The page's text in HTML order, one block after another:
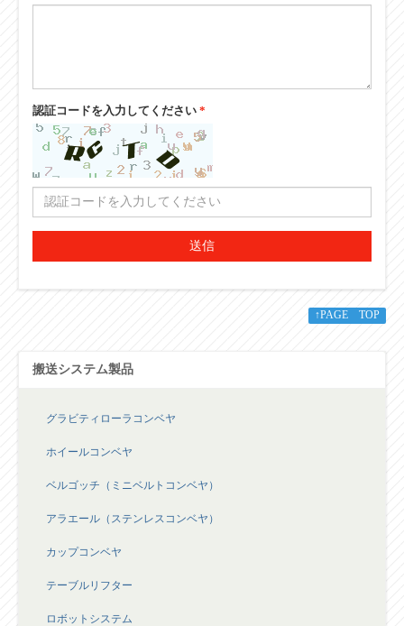
認証コードを入力してください *
送信
↑PAGE TOP
搬送システム製品
グラビティローラコンベヤ
ホイールコンベヤ
ベルゴッチ（ミニベルトコンベヤ）
アラエール（ステンレスコンベヤ）
カップコンベヤ
テーブルリフター
ロボットシステム